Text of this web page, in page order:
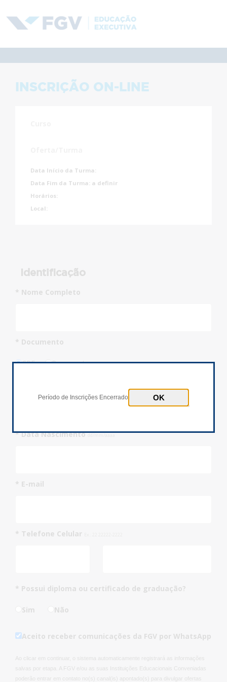
INSCRIÇÃO ON-LINE
Data Início da Turma:
Data Fim da Turma: a definir
Horários:
Local:
Identificação
* Nome Completo
* Documento
CPF Passaporte
* Data Nascimento dd/mm/aaaa
* E-mail
* Telefone Celular
* Possui diploma ou certificado de graduação?
Sim Não
Aceito receber comunicações da FGV por WhatsApp
Ao clicar em continuar, o sistema automaticamente registrará as informações
salvas por etapa. A FGV e/ou as suas Instituições Educacionais Conveniadas
poderão entrar em contato no(s) canal(is) apontado(s) para divulgar ofertas
Período de Inscrições Encerrado